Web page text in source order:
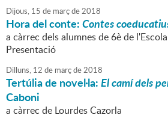
Dijous, 15 de marçde2018
Hora del conte:Contes
a càrrec dels alumnes de 6è de
Presentació
Dilluns, 12 de marçde2018
Tertúlia de novel·la:El camí dels
Caboni
a càrrec de Lourdes Cazorla